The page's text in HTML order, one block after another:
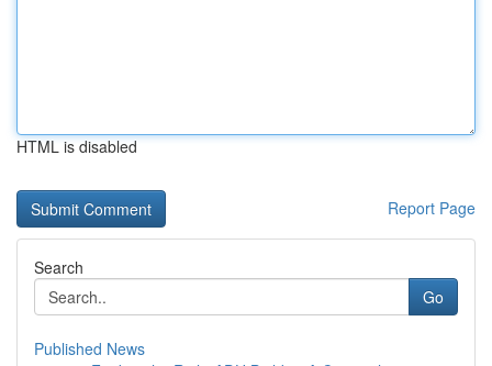
HTML is disabled
Report Page
Search
Go
Published News